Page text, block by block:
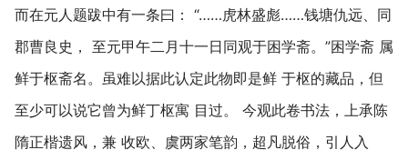
而在元人题跋中有一条曰： “……虎林盛彪……钱塘仇远、同
郡曹良史， 至元甲午二月十一日同观于困学斋。”困学斋 属
鲜于枢斋名。虽难以据此认定此物即是鲜 于枢的藏品，但
至少可以说它曾为鲜丁枢寓 目过。 今观此卷书法，上承陈
隋正楷遗风，兼 收欧、虞两家笔韵，超凡脱俗，引人入